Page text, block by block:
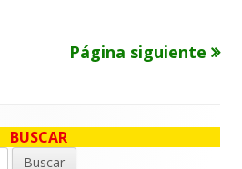
Página siguiente
BUSCAR